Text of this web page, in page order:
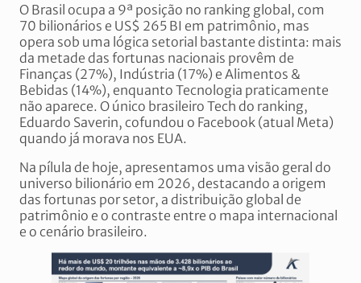
O Brasil ocupa a 9ª posição no ranking global, com
70 bilionários e US$ 265 BI em patrimônio, mas
opera sob uma lógica setorial bastante distinta: mais
da metade das fortunas nacionais provêm de
Finanças (27%), Indústria (17%) e Alimentos &
Bebidas (14%), enquanto Tecnologia praticamente
não aparece. O único brasileiro Tech do ranking,
Eduardo Saverin, cofundou o Facebook (atual Meta)
quando já morava nos EUA.
Na pílula de hoje, apresentamos uma visão geral do
universo bilionário em 2026, destacando a origem
das fortunas por setor, a distribuição global de
patrimônio e o contraste entre o mapa internacional
e o cenário brasileiro.